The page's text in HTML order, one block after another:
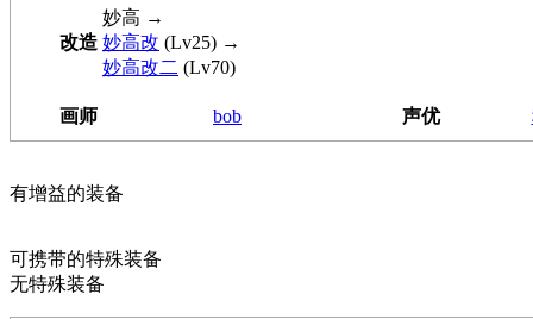
改造
妙高 →
妙高改 (Lv25) →
妙高改二 (Lv70)
画师 bob 声优
有增益的装备
可携带的特殊装备
无特殊装备